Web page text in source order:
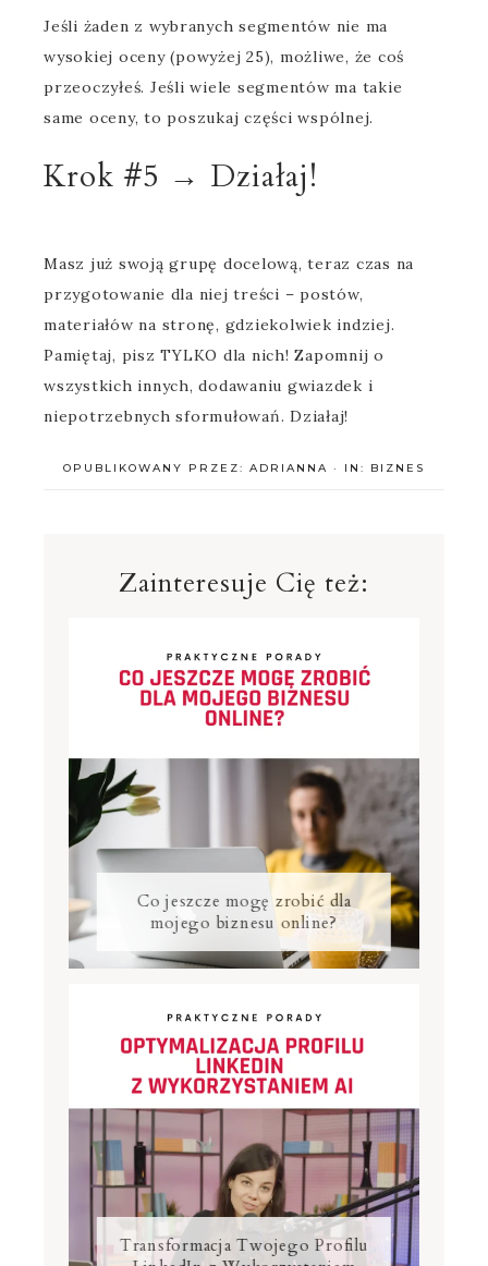
Jeśli żaden z wybranych segmentów nie ma
wysokiej oceny (powyżej 25), możliwe, że coś
przeoczyłeś. Jeśli wiele segmentów ma takie
same oceny, to poszukaj części wspólnej.
Krok #5 → Działaj!
Masz już swoją grupę docelową, teraz czas na
przygotowanie dla niej treści – postów,
materiałów na stronę, gdziekolwiek indziej.
Pamiętaj, pisz TYLKO dla nich! Zapomnij o
wszystkich innych, dodawaniu gwiazdek i
niepotrzebnych sformułowań. Działaj!
OPUBLIKOWANY PRZEZ: ADRIANNA · IN: BIZNES
Zainteresuje Cię też:
Co jeszcze mogę zrobić dla
mojego biznesu online?
Transformacja Twojego Profilu